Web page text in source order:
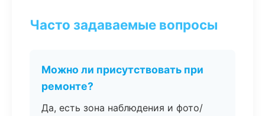
Часто задаваемые вопросы
Можно ли присутствовать при
ремонте?
Да, есть зона наблюдения и фото/